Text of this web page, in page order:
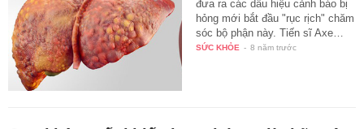
đưa ra các dấu hiệu cảnh báo bị
hỏng mới bắt đầu "rục rịch" chăm
sóc bộ phận này. Tiến sĩ Axe…
SỨC KHỎE - 8 năm trước